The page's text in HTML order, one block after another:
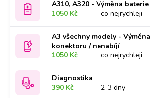
A310, A320 - Výměna baterie
1050 Kč
co nejrychleji
A3 všechny modely - Výměna
konektoru / nenabíjí
1050 Kč
co nejrychleji
Diagnostika
390 Kč
2-3 dny